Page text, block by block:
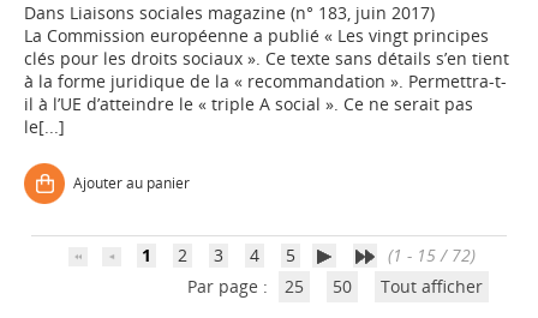
Dans Liaisons sociales magazine (n° 183, juin 2017)
La Commission européenne a publié « Les vingt principes
clés pour les droits sociaux ». Ce texte sans détails s’en tient
à la forme juridique de la « recommandation ». Permettra-t-
il à l’UE d’atteindre le « triple A social ». Ce ne serait pas
le[...]
Ajouter au panier
1 2 3 4 5
(1 - 15 / 72)
Par page :
25 50 Tout afficher
Déposer une actu !